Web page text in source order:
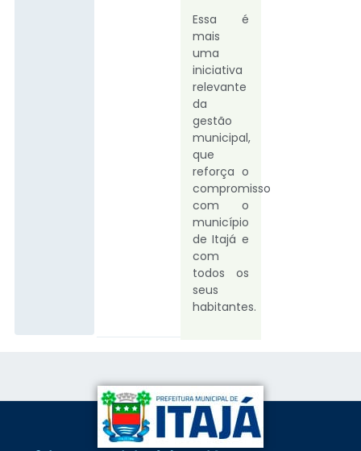
Essa é
mais
uma
iniciativa
relevante
da
gestão
municipal,
que
reforça o
compromisso
com o
município
de Itajá e
com
todos os
seus
habitantes.